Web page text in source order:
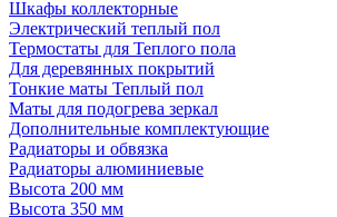
Шкафы коллекторные
Электрический теплый пол
Термостаты для Теплого пола
Для деревянных покрытий
Тонкие маты Теплый пол
Маты для подогрева зеркал
Дополнительные комплектующие
Радиаторы и обвязка
Радиаторы алюминиевые
Высота 200 мм
Высота 350 мм